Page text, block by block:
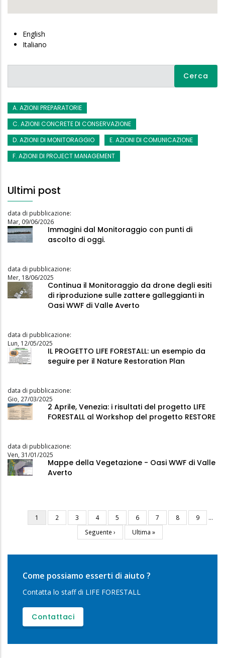
English
Italiano
A. AZIONI PREPARATORIE
C. AZIONI CONCRETE DI CONSERVAZIONE
D. AZIONI DI MONITORAGGIO
E. AZIONI DI COMUNICAZIONE
F. AZIONI DI PROJECT MANAGEMENT
Ultimi post
data di pubblicazione:
Mar, 09/06/2026
Immagini dal Monitoraggio con punti di
ascolto di oggi.
data di pubblicazione:
Mer, 18/06/2025
Continua il Monitoraggio da drone degli esiti
di riproduzione sulle zattere galleggianti in
Oasi WWF di Valle Averto
data di pubblicazione:
Lun, 12/05/2025
IL PROGETTO LIFE FORESTALL: un esempio da
seguire per il Nature Restoration Plan
data di pubblicazione:
Gio, 27/03/2025
2 Aprile, Venezia: i risultati del progetto LIFE
FORESTALL al Workshop del progetto RESTORE
data di pubblicazione:
Ven, 31/01/2025
Mappe della Vegetazione - Oasi WWF di Valle
Averto
Paginazione
Pagina
attuale
1 Pagina
2 Pagina
3 Pagina
4 Pagina
5 Pagina
6 Pagina
7 Pagina
8 Pagina
9
…
Pagina
successiva
Seguente ›
Ultima
pagina
Ultima »
Come possiamo esserti di aiuto ?
Contatta lo staff di LIFE FORESTALL
Contattaci